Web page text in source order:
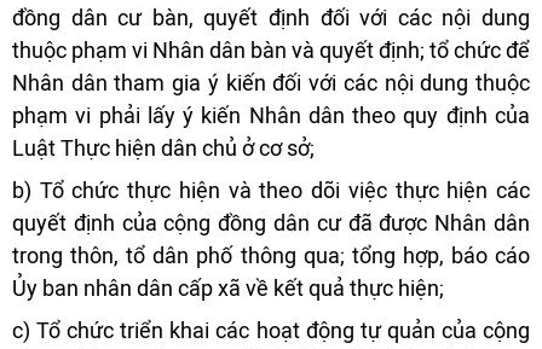
đồng dân cư bàn, quyết định đối với các nội dung
thuộc phạm vi Nhân dân bàn và quyết định; tổ chức để
Nhân dân tham gia ý kiến đối với các nội dung thuộc
phạm vi phải lấy ý kiến Nhân dân theo quy định của
Luật Thực hiện dân chủ ở cơ sở;
b) Tổ chức thực hiện và theo dõi việc thực hiện các
quyết định của cộng đồng dân cư đã được Nhân dân
trong thôn, tổ dân phố thông qua; tổng hợp, báo cáo
Ủy ban nhân dân cấp xã về kết quả thực hiện;
c) Tổ chức triển khai các hoạt động tự quản của cộng